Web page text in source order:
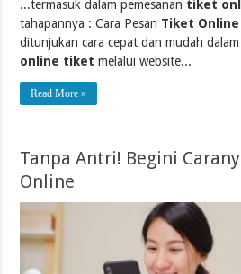
...termasuk dalam pemesanan tiket
tahapannya : Cara Pesan Tiket Online
ditunjukan cara cepat dan mudah
online tiket melalui website...
Read More »
Tanpa Antri! Begini
Online